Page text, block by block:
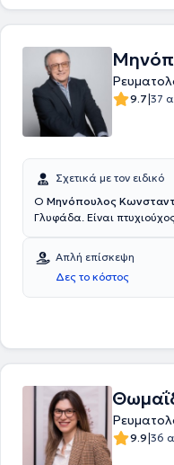
9.7|37
Σχετικά με τον ειδικό
Ο Μηνόπουλος
Γλυφάδα. Είναι
Ο γιατρός διαθέτει ιδιαίτερη εμπειρία στην
όπως οι ενδοαρθρικές
Απλή επίσκεψη
Δες το κόστος
9.9|36